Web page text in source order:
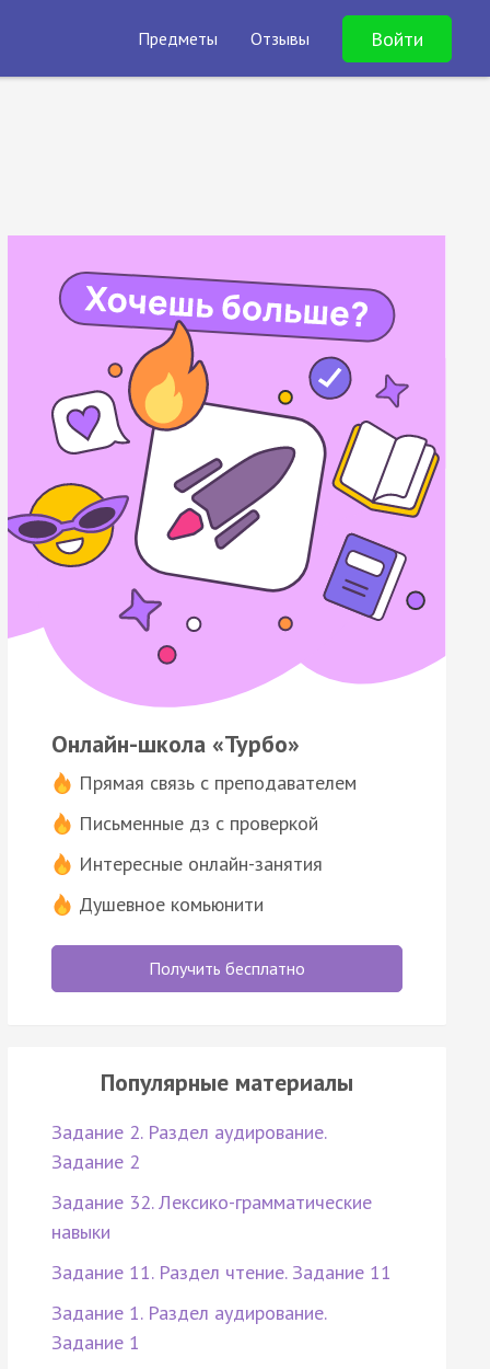
Предметы Отзывы Войти
Онлайн-школа «Турбо»
Прямая связь с преподавателем
Письменные дз с проверкой
Интересные онлайн-занятия
Душевное комьюнити
Получить бесплатно
Популярные материалы
Задание 2. Раздел аудирование.
Задание 2
Задание 32. Лексико-грамматические
навыки
Задание 11. Раздел чтение. Задание 11
Задание 1. Раздел аудирование.
Задание 1